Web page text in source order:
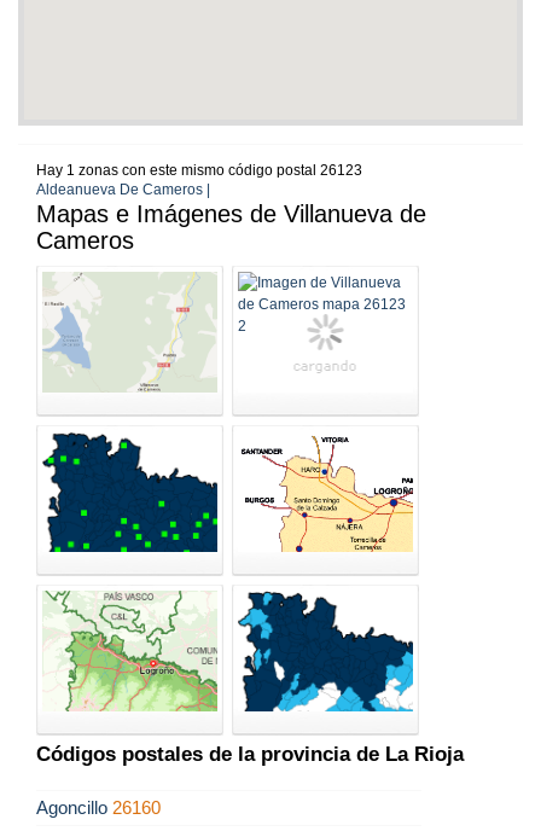
Hay 1 zonas con este mismo código postal 26123
Aldeanueva De Cameros |
Mapas e Imágenes de Villanueva de
Cameros
Códigos postales de la provincia de La Rioja
Agoncillo 26160